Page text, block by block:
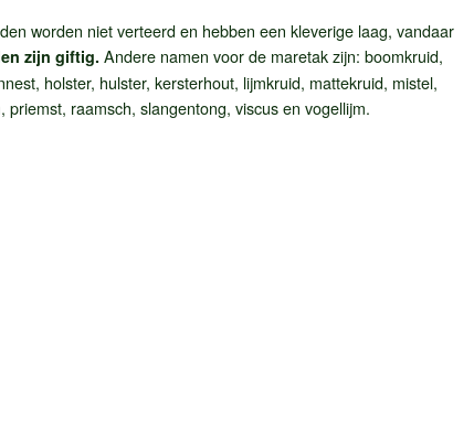
worden niet verteerd en hebben een kleverige laag, vandaar
zijn giftig. Andere namen voor de maretak zijn: boomkruid,
holster, hulster, kersterhout, lijmkruid, mattekruid, mistel,
priemst, raamsch, slangentong, viscus en vogellijm.